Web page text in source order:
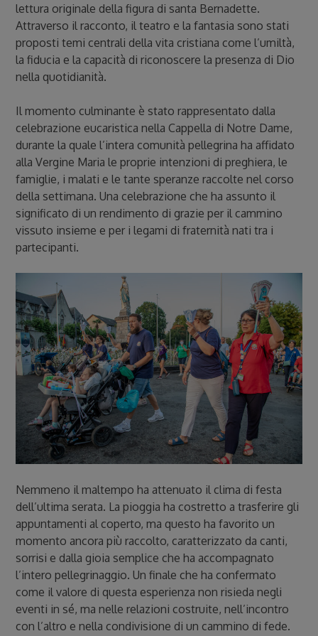
lettura originale della figura di santa Bernadette.
Attraverso il racconto, il teatro e la fantasia sono stati
proposti temi centrali della vita cristiana come l’umiltà,
la fiducia e la capacità di riconoscere la presenza di Dio
nella quotidianità.
Il momento culminante è stato rappresentato dalla
celebrazione eucaristica nella Cappella di Notre Dame,
durante la quale l’intera comunità pellegrina ha affidato
alla Vergine Maria le proprie intenzioni di preghiera, le
famiglie, i malati e le tante speranze raccolte nel corso
della settimana. Una celebrazione che ha assunto il
significato di un rendimento di grazie per il cammino
vissuto insieme e per i legami di fraternità nati tra i
partecipanti.
Nemmeno il maltempo ha attenuato il clima di festa
dell’ultima serata. La pioggia ha costretto a trasferire gli
appuntamenti al coperto, ma questo ha favorito un
momento ancora più raccolto, caratterizzato da canti,
sorrisi e dalla gioia semplice che ha accompagnato
l’intero pellegrinaggio. Un finale che ha confermato
come il valore di questa esperienza non risieda negli
eventi in sé, ma nelle relazioni costruite, nell’incontro
con l’altro e nella condivisione di un cammino di fede.